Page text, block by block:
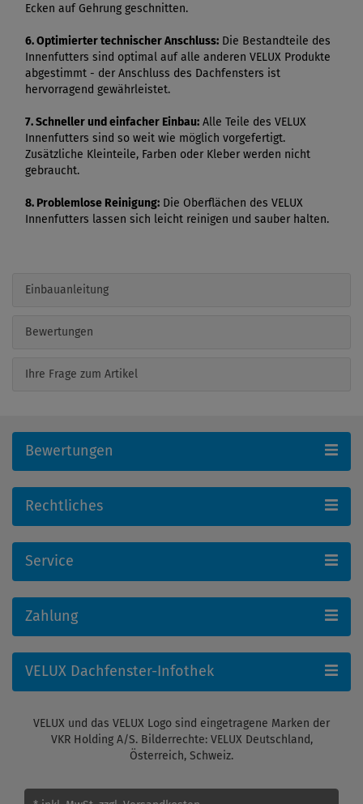
Ecken auf Gehrung geschnitten.
6. Optimierter technischer Anschluss: Die Bestandteile des
Innenfutters sind optimal auf alle anderen VELUX Produkte
abgestimmt - der Anschluss des Dachfensters ist
hervorragend gewährleistet.
7. Schneller und einfacher Einbau: Alle Teile des VELUX
Innenfutters sind so weit wie möglich vorgefertigt.
Zusätzliche Kleinteile, Farben oder Kleber werden nicht
gebraucht.
8. Problemlose Reinigung: Die Oberflächen des VELUX
Innenfutters lassen sich leicht reinigen und sauber halten.
Einbauanleitung
Bewertungen
Ihre Frage zum Artikel
Bewertungen
Rechtliches
Service
Zahlung
VELUX Dachfenster-Infothek
VELUX und das VELUX Logo sind eingetragene Marken der
VKR Holding A/S. Bilderrechte: VELUX Deutschland,
Österreich, Schweiz.